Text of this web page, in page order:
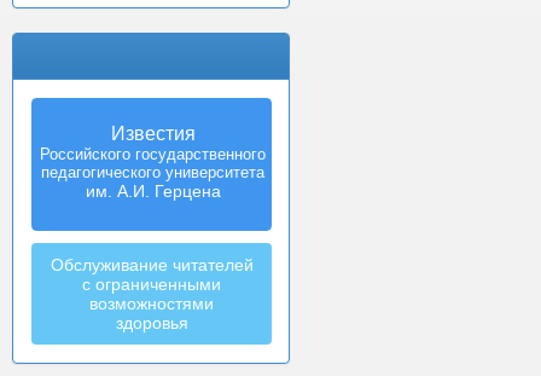
Известия
Российского государственного
педагогического университета
им. А.И. Герцена
Обслуживание читателей
с ограниченными
возможностями
здоровья